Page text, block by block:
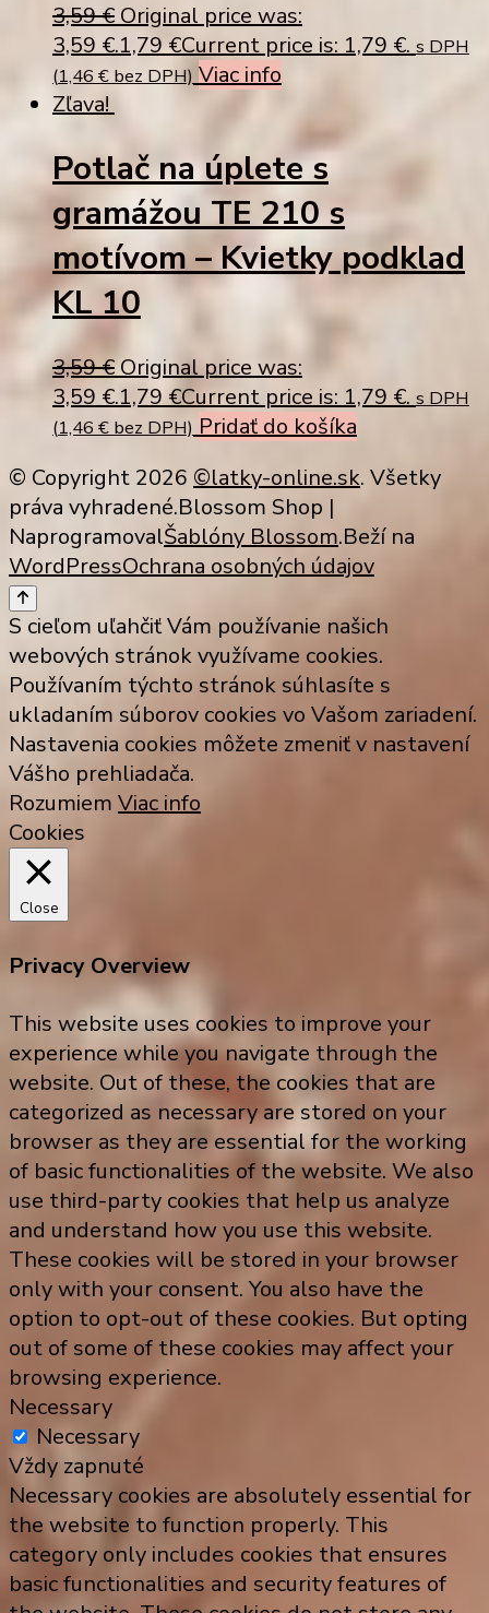
3,59€ Original price was:
3,59 €.1,79 €Current price is: 1,79 €. s DPH
(1,46 € bez DPH) Viac info
Zľava!
Potlač na úplete s
gramážou TE 210 s
motívom – Kvietky podklad
KL 10
3,59€ Original price was:
3,59 €.1,79 €Current price is: 1,79 €. s DPH
(1,46 € bez DPH) Pridať do košíka
© Copyright 2026 ©latky-online.sk. Všetky
práva vyhradené.Blossom Shop |
NaprogramovalŠablóny Blossom.Beží na
WordPressOchrana osobných údajov
S cieľom uľahčiť Vám používanie našich
webových stránok využívame cookies.
Používaním týchto stránok súhlasíte s
ukladaním súborov cookies vo Vašom zariadení.
Nastavenia cookies môžete zmeniť v nastavení
Vášho prehliadača.
Rozumiem Viac info
Cookies
Close
Privacy Overview
This website uses cookies to improve your
experience while you navigate through the
website. Out of these, the cookies that are
categorized as necessary are stored on your
browser as they are essential for the working
of basic functionalities of the website. We also
use third-party cookies that help us analyze
and understand how you use this website.
These cookies will be stored in your browser
only with your consent. You also have the
option to opt-out of these cookies. But opting
out of some of these cookies may affect your
browsing experience.
Necessary
Necessary
Vždy zapnuté
Necessary cookies are absolutely essential for
the website to function properly. This
category only includes cookies that ensures
basic functionalities and security features of